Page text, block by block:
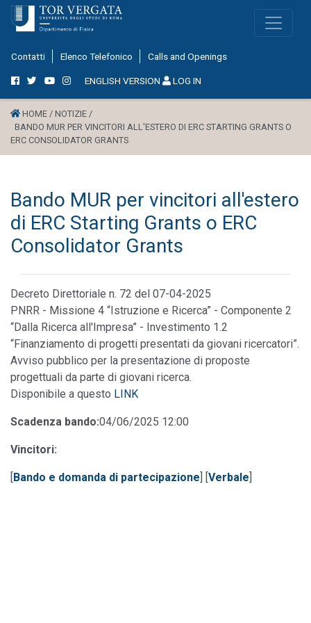
Contatti Elenco Telefonico Calls and Openings
ENGLISH VERSION LOG IN
HOME / NOTIZIE /
BANDO MUR PER VINCITORI ALL'ESTERO DI ERC STARTING GRANTS O
ERC CONSOLIDATOR GRANTS
Bando MUR per vincitori all'estero
di ERC Starting Grants o ERC
Consolidator Grants
Decreto Direttoriale n. 72 del 07-04-2025
PNRR - Missione 4 “Istruzione e Ricerca” - Componente 2
“Dalla Ricerca all'Impresa” - Investimento 1.2
“Finanziamento di progetti presentati da giovani ricercatori”.
Avviso pubblico per la presentazione di proposte
progettuali da parte di giovani ricerca.
Disponibile a questo LINK
Scadenza bando:04/06/2025 12:00
Vincitori:
[Bando e domanda di partecipazione] [Verbale]